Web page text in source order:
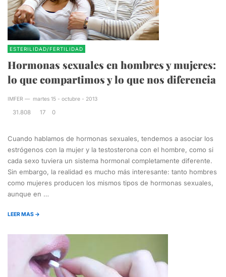
ESTERILIDAD/FERTILIDAD
Hormonas sexuales en hombres y mujeres:
lo que compartimos y lo que nos diferencia
IMFER — martes 15 - octubre - 2013
31.808 17 0
Cuando hablamos de hormonas sexuales, tendemos a asociar los
estrógenos con la mujer y la testosterona con el hombre, como si
cada sexo tuviera un sistema hormonal completamente diferente.
Sin embargo, la realidad es mucho más interesante: tanto hombres
como mujeres producen los mismos tipos de hormonas sexuales,
aunque en …
LEER MAS →